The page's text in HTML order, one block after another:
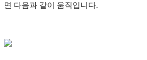
면 다음과 같이 움직입니다.